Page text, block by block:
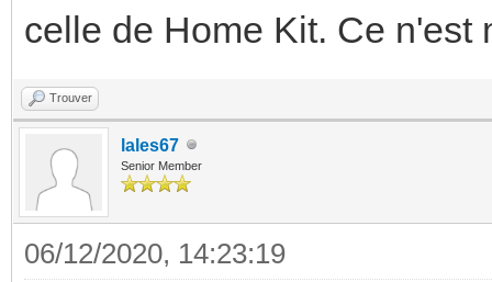
celle de Home Kit. Ce n'est
Trouver
lales67
Senior Member
06/12/2020, 14:23:19